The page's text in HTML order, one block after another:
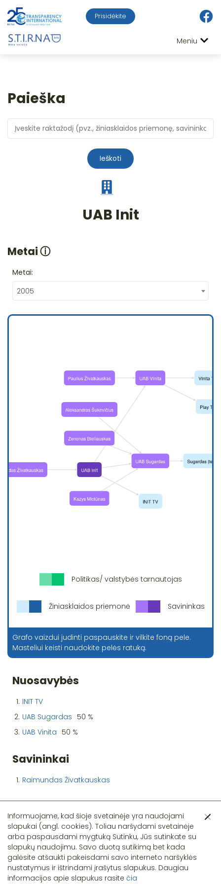
Prisidėkite
Meniu
Paieška
Ieškoti
UAB Init
Metaiⓘ
Metai:
2005
Politikas/ valstybės tarnautojas
Žiniasklaidos priemonė Savininkas
Grafo vaizdui judinti paspauskite ir vilkite foną pele.
Masteliui keisti naudokite pelės ratuką.
Nuosavybės
1. INIT TV
2. UAB Sugardas 50 %
3. UAB Vinita 50 %
Savininkai
1. Raimundas Živatkauskas
Pastebėjote klaidą?
Informuojame, kad šioje svetainėje yra naudojami
slapukai (angl. cookies). Toliau naršydami svetainėje
arba paspausdami mygtuką Sutinku, Jūs sutinkate su
slapukų naudojimu. Savo duotą sutikimą bet kada
galėsite atšaukti pakeisdami savo interneto naršyklės
nustatymus ir ištrindami įrašytus slapukus. Daugiau
informacijos apie slapukus rasite čia